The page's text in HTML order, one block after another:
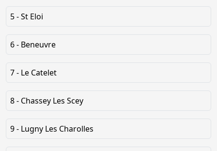
5 - St Eloi
6 - Beneuvre
7 - Le Catelet
8 - Chassey Les Scey
9 - Lugny Les Charolles